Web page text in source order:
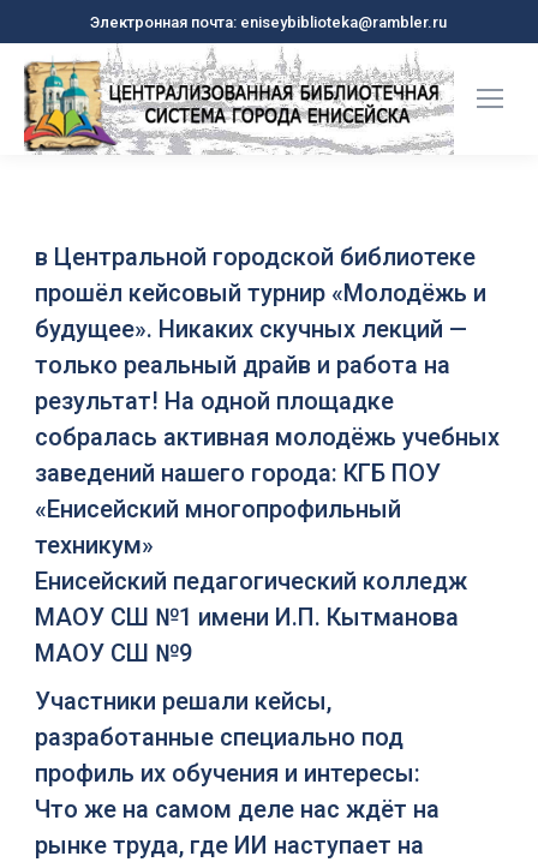
Электронная почта: eniseybiblioteka@rambler.ru
в Центральной городской библиотеке
прошёл кейсовый турнир «Молодёжь и
будущее». Никаких скучных лекций —
только реальный драйв и работа на
результат! На одной площадке
собралась активная молодёжь учебных
заведений нашего города: КГБ ПОУ
«Енисейский многопрофильный
техникум»
Енисейский педагогический колледж
МАОУ СШ №1 имени И.П. Кытманова
МАОУ СШ №9
Участники решали кейсы,
разработанные специально под
профиль их обучения и интересы:
Что же на самом деле нас ждёт на
рынке труда, где ИИ наступает на